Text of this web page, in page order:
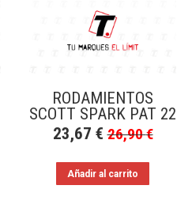
RODAMIENTOS
SCOTT SPARK PAT 22
23,67 € 26,90€
Añadir al carrito